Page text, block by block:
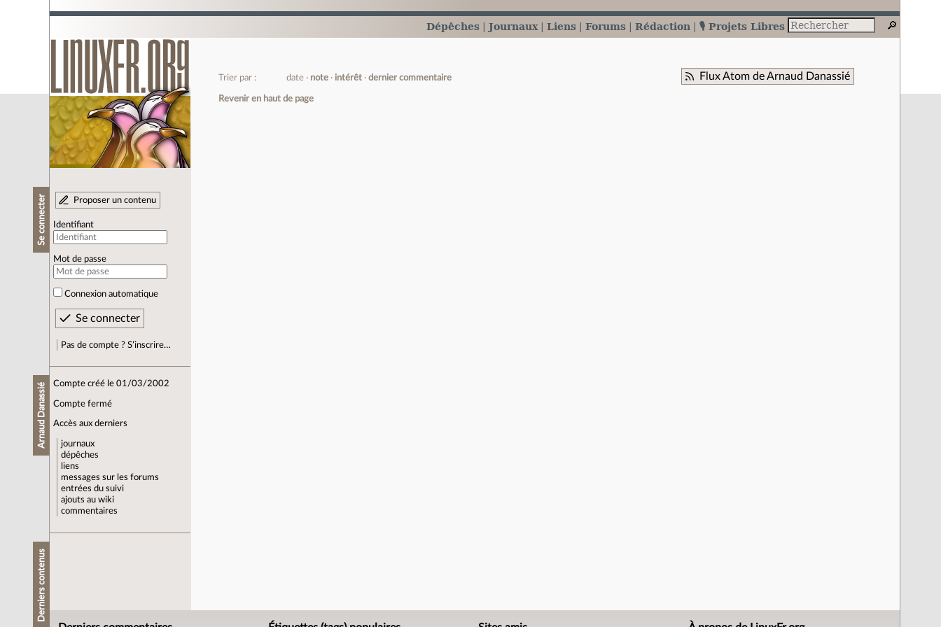
Dépêches Journaux Liens Forums Rédaction 🎙️ Projets Libres
Se connecter Proposer un contenu
Identifiant
Mot de passe
Connexion automatique
Pas de compte ? S’inscrire…
Arnaud Danassié Compte créé le 01/03/2002
Compte fermé
Accès aux derniers
journaux
dépêches
liens
messages sur les forums
entrées du suivi
ajouts au wiki
commentaires
Derniers contenus
Flux Atom de Arnaud Danassié
Trier par : date note intérêt dernier commentaire
Revenir en haut de page